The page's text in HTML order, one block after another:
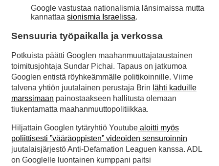
Google vastustaa nationalismia länsimaissa mutta
kannattaa sionismia Israelissa.
Sensuuria työpaikalla ja verkossa
Potkuista päätti Googlen maahanmuuttajataustainen
toimitusjohtaja Sundar Pichai. Tapaus on jatkumoa
Googlen entistä röyhkeämmälle politikoinnille. Viime
talvena yhtiön juutalainen perustaja Brin lähti kaduille
marssimaan painostaakseen hallitusta olemaan
tiukentamatta maahanmuuttopolitiikkaa.
Hiljattain Googlen tytäryhtiö Youtube aloitti myös
poliittisesti ”vääräoppisten” videoiden sensuroinnin
juutalaisjärjestö Anti-Defamation Leaguen kanssa. ADL
on Googlelle luontainen kumppani paitsi